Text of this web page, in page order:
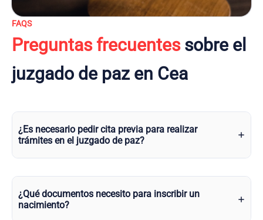
FAQS
Preguntas frecuentessobre el
juzgado de paz en Cea
¿Es necesario pedir cita previa para realizar
trámites en el juzgado de paz?
¿Qué documentos necesito para inscribir un
nacimiento?